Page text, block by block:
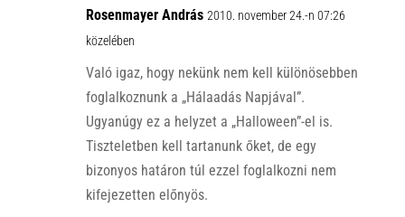
o
Rosenmayer András 2010. november 24.-n 07:26
közelében
Való igaz, hogy nekünk nem kell különösebben
foglalkoznunk a „Hálaadás Napjával”.
Ugyanúgy ez a helyzet a „Halloween”-el is.
Tiszteletben kell tartanunk őket, de egy
bizonyos határon túl ezzel foglalkozni nem
kifejezetten előnyös.